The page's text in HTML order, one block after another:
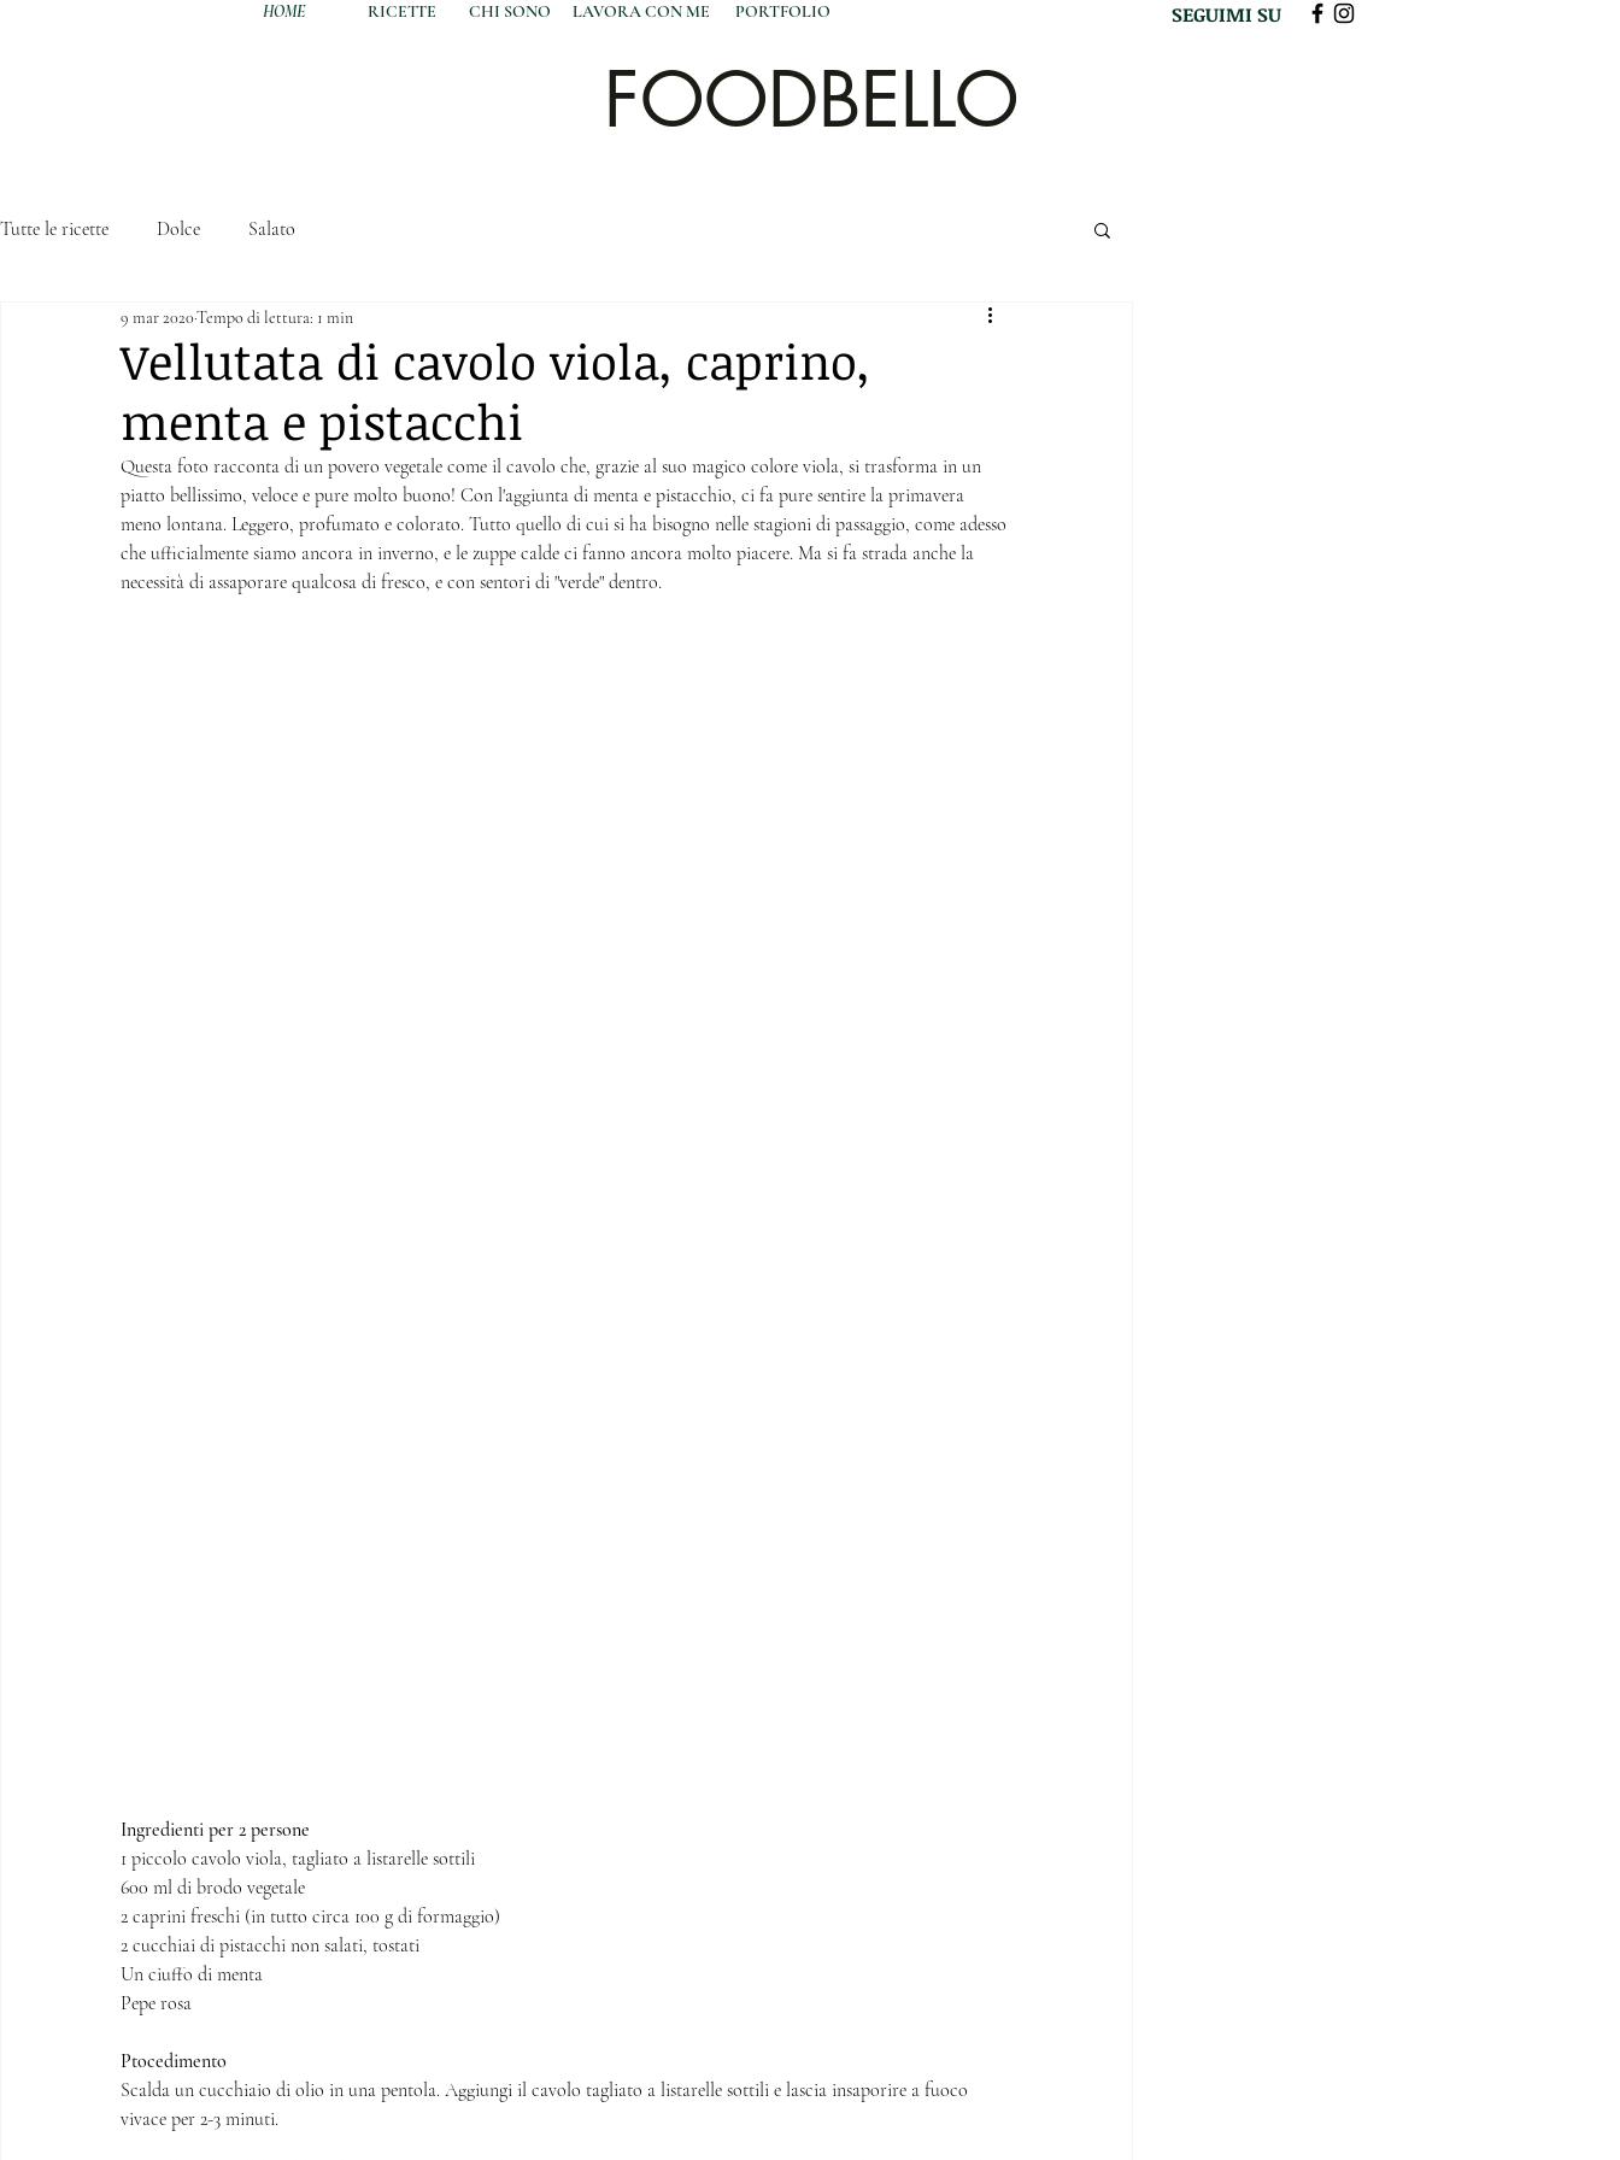
HOME RICETTE CHI SONO LAVORA CON ME PORTFOLIO SEGUIMI SU
FOODBELLO
Tutte le ricette Dolce Salato
Vellutata di cavolo viola, caprino,
menta e pistacchi
9 mar 2020Tempo di lettura: 1 min
Questa foto racconta di un povero vegetale come il cavolo che, grazie al suo magico colore viola, si trasforma in un
piatto bellissimo, veloce e pure molto buono! Con l'aggiunta di menta e pistacchio, ci fa pure sentire la primavera
meno lontana. Leggero, profumato e colorato. Tutto quello di cui si ha bisogno nelle stagioni di passaggio, come adesso
che ufficialmente siamo ancora in inverno, e le zuppe calde ci fanno ancora molto piacere. Ma si fa strada anche la
necessità di assaporare qualcosa di fresco, e con sentori di "verde" dentro.
Ingredienti per 2 persone
1 piccolo cavolo viola, tagliato a listarelle sottili
600 ml di brodo vegetale
2 caprini freschi (in tutto circa 100 g di formaggio)
2 cucchiai di pistacchi non salati, tostati
Un ciuffo di menta
Pepe rosa
Ptocedimento
Scalda un cucchiaio di olio in una pentola. Aggiungi il cavolo tagliato a listarelle sottili e lascia insaporire a fuoco
vivace per 2-3 minuti.